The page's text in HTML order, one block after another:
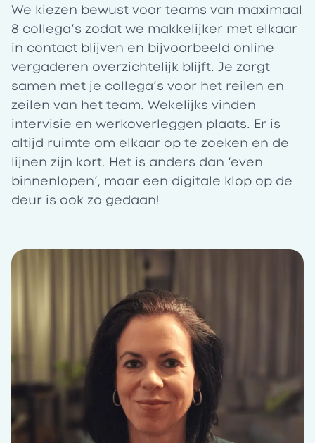
We kiezen bewust voor teams van maximaal
8 collega’s zodat we makkelijker met elkaar
in contact blijven en bijvoorbeeld online
vergaderen overzichtelijk blijft. Je zorgt
samen met je collega’s voor het reilen en
zeilen van het team. Wekelijks vinden
intervisie en werkoverleggen plaats. Er is
altijd ruimte om elkaar op te zoeken en de
lijnen zijn kort. Het is anders dan ‘even
binnenlopen’, maar een digitale klop op de
deur is ook zo gedaan!